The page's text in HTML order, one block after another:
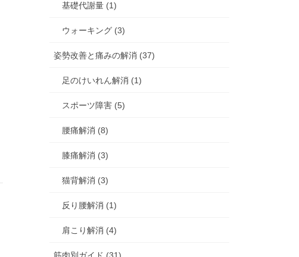
基礎代謝量 (1)
ウォーキング (3)
姿勢改善と痛みの解消 (37)
足のけいれん解消 (1)
スポーツ障害 (5)
腰痛解消 (8)
膝痛解消 (3)
猫背解消 (3)
反り腰解消 (1)
肩こり解消 (4)